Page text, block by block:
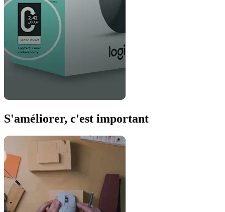
S'améliorer, c'est important